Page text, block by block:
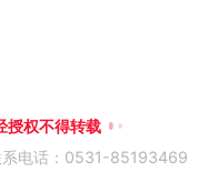
授权不得转载
系电话：0531-85193469